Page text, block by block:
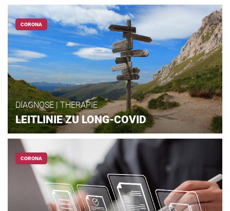
CORONA
DIAGNOSE | THERAPIE
LEITLINIE ZU LONG-COVID
CORONA